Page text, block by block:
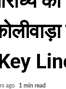
ago 1 min read